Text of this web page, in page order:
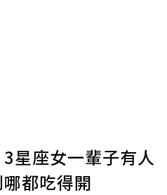
星座女一輩子有人
都吃得開